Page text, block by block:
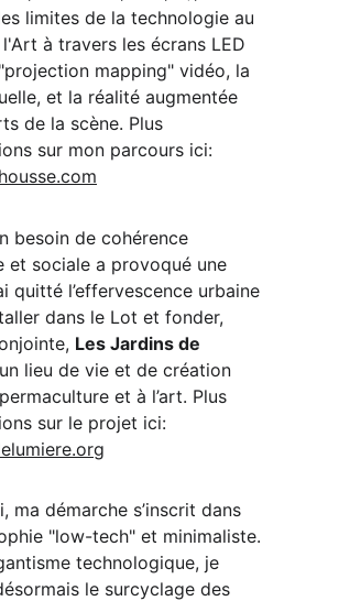
limites de la technologie au
à travers les écrans LED
mapping" vidéo, la
et la réalité augmentée
de la scène. Plus
sur mon parcours ici:
besoin de cohérence
et sociale a provoqué une
quitté l’effervescence urbaine
dans le Lot et fonder,
Les Jardins de
lieu de vie et de création
et à l’art. Plus
sur le projet ici:
ma démarche s’inscrit dans
"low-tech" et minimaliste.
technologique, je
le surcyclage des